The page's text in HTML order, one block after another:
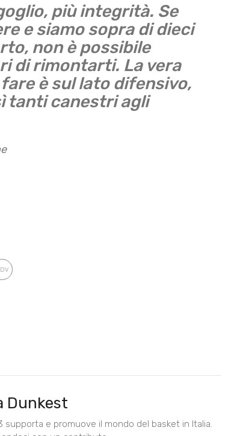
più integrità. Se
e siamo sopra di dieci
non è possibile
di rimontarti. La vera
è sul lato difensivo,
tanti canestri agli
Dunkest
e promuove il mondo del basket in Italia.